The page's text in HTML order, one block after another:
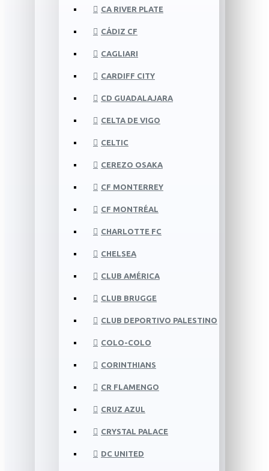
CA RIVER PLATE
CÁDIZ CF
CAGLIARI
CARDIFF CITY
CD GUADALAJARA
CELTA DE VIGO
CELTIC
CEREZO OSAKA
CF MONTERREY
CF MONTRÉAL
CHARLOTTE FC
CHELSEA
CLUB AMÉRICA
CLUB BRUGGE
CLUB DEPORTIVO PALESTINO
COLO-COLO
CORINTHIANS
CR FLAMENGO
CRUZ AZUL
CRYSTAL PALACE
DC UNITED